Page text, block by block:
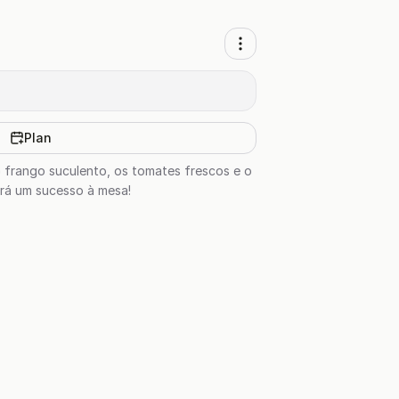
Plan
suculento, os tomates frescos e o
um sucesso à mesa!